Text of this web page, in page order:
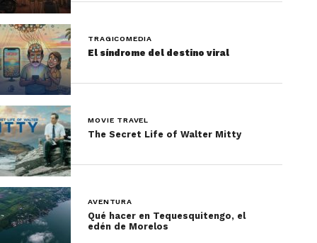
TRAGICOMEDIA
El síndrome del destino viral
MOVIE TRAVEL
The Secret Life of Walter Mitty
AVENTURA
Qué hacer en Tequesquitengo, el
edén de Morelos